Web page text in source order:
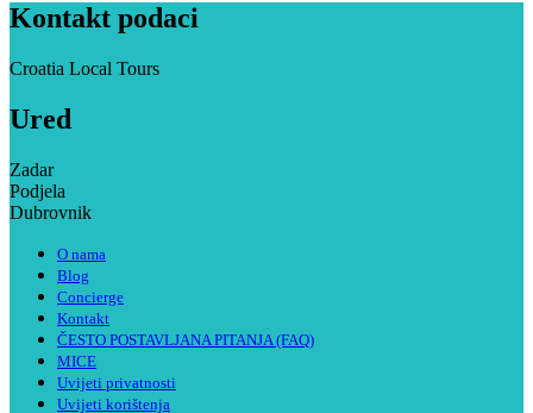
Kontakt podaci
Croatia Local Tours
Ured
Zadar
Podjela
Dubrovnik
O nama
Blog
Concierge
Kontakt
ČESTO POSTAVLJANA PITANJA (FAQ)
MICE
Uvijeti privatnosti
Uvijeti korištenja